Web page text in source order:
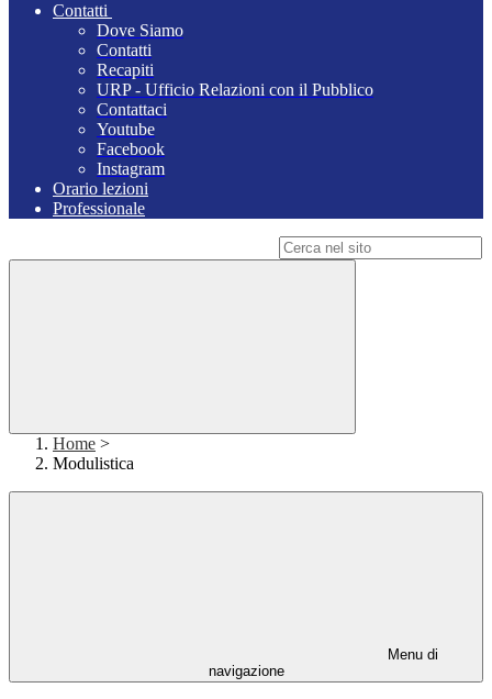
Contatti
Dove Siamo
Contatti
Recapiti
URP - Ufficio Relazioni con il Pubblico
Contattaci
Youtube
Facebook
Instagram
Orario lezioni
Professionale
Home >
Modulistica
Menu di
navigazione